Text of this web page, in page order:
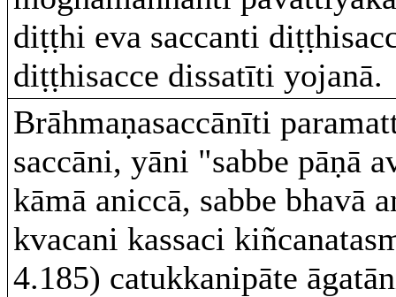
diṭṭhi eva saccanti
diṭṭhisacce dissatīti yojanā.
Brāhmaṇasaccānīti
saccāni, yāni "sabbe pāṇā
kāmā aniccā, sabbe bhavā
kvacani kassaci
4.185) catukkanipāte